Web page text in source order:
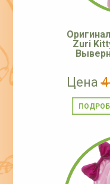
Zuri
Цена